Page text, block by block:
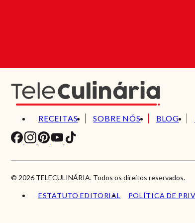
RECEITAS SOBRE NÓS BLOG
© 2026 TELECULINÁRIA. Todos os direitos reservados.
ESTATUTO EDITORIAL POLÍTICA DE